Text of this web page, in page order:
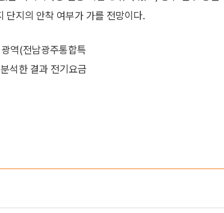
단지의 안착 여부가 가를 전망이다.
역(전남광주통합특
석한 결과 전기요금